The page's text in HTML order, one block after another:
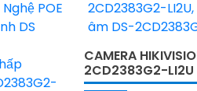
CAMERA
2CD2383G2-LI2U